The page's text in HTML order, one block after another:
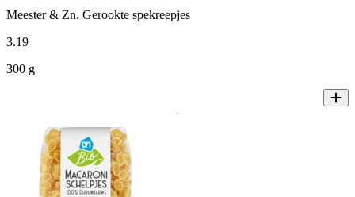
Meester & Zn. Gerookte spekreepjes
3.19
300 g